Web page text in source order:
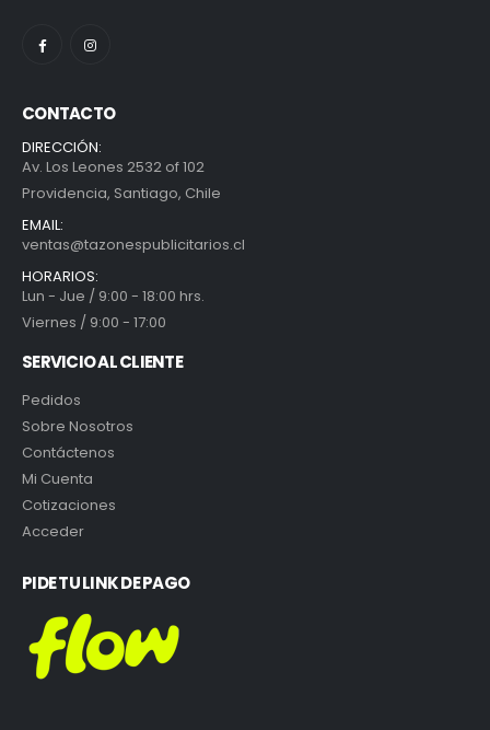
CONTACTO
DIRECCIÓN:
Av. Los Leones 2532 of 102
Providencia, Santiago, Chile
EMAIL:
ventas@tazonespublicitarios.cl
HORARIOS:
Lun - Jue / 9:00 - 18:00 hrs.
Viernes / 9:00 - 17:00
SERVICIO AL CLIENTE
Pedidos
Sobre Nosotros
Contáctenos
Mi Cuenta
Cotizaciones
Acceder
PIDE TU LINK DE PAGO